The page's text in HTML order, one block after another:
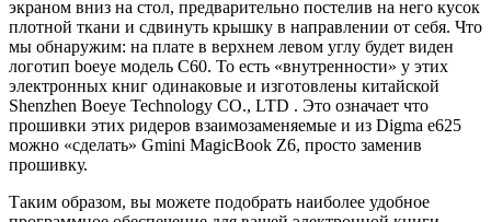
экраном вниз на стол, предварительно постелив на него кусок
плотной ткани и сдвинуть крышку в направлении от себя. Что
мы обнаружим: на плате в верхнем левом углу будет виден
логотип boeye модель C60. То есть «внутренности» у этих
электронных книг одинаковые и изготовлены китайской
Shenzhen Boeye Technology CO., LTD . Это означает что
прошивки этих ридеров взаимозаменяемые и из Digma e625
можно «сделать» Gmini MagicBook Z6, просто заменив
прошивку.
Таким образом, вы можете подобрать наиболее удобное